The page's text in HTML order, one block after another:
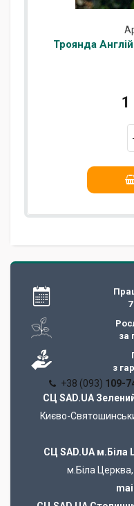
Троянда
1
за
з
+38 (093) 109-
СЦ SAD.UA
Києво-
СЦ SAD.UA м.Біла
м.Біла